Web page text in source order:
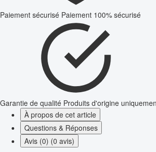
Paiement sécurisé Paiement 100% sécurisé
Garantie de qualité Produits d'origine
À propos de cet article
Questions & Réponses
Avis (0) (0 avis)